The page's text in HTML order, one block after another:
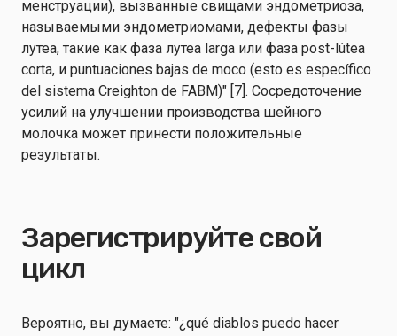
менструации), вызванные свищами эндометриоза,
называемыми эндометриомами, дефекты фазы
лутеа, такие как фаза лутеа larga или фаза post-lútea
corta, и puntuaciones bajas de moco (esto es específico
del sistema Creighton de FABM)" [7]. Сосредоточение
усилий на улучшении производства шейного
молочка может принести положительные
результаты.
Зарегистрируйте свой
цикл
Вероятно, вы думаете: "¿qué diablos puedo hacer